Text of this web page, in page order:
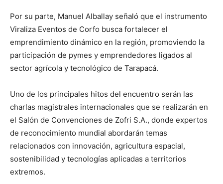
Por su parte, Manuel Alballay señaló que el instrumento
Viraliza Eventos de Corfo busca fortalecer el
emprendimiento dinámico en la región, promoviendo la
participación de pymes y emprendedores ligados al
sector agrícola y tecnológico de Tarapacá.
Uno de los principales hitos del encuentro serán las
charlas magistrales internacionales que se realizarán en
el Salón de Convenciones de Zofri S.A., donde expertos
de reconocimiento mundial abordarán temas
relacionados con innovación, agricultura espacial,
sostenibilidad y tecnologías aplicadas a territorios
extremos.